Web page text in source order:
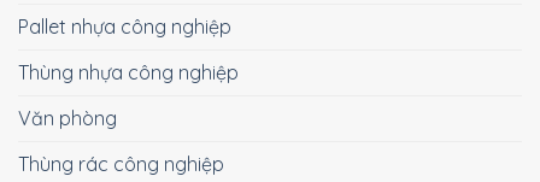
Pallet nhựa công nghiệp
Thùng nhựa công nghiệp
Văn phòng
Thùng rác công nghiệp